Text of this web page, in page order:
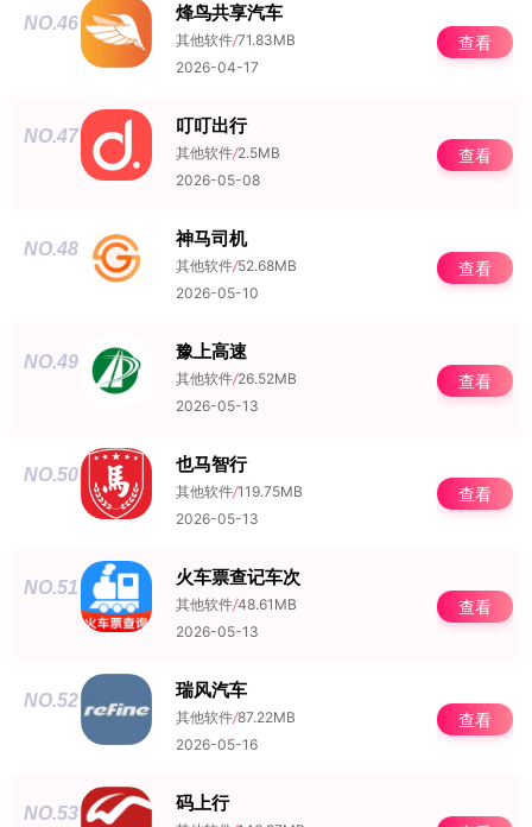
NO.46 烽鸟共享汽车
其他软件/71.83MB
2026-04-17
查看
NO.47 叮叮出行
其他软件/2.5MB
2026-05-08
查看
NO.48 神马司机
其他软件/52.68MB
2026-05-10
查看
NO.49 豫上高速
其他软件/26.52MB
2026-05-13
查看
NO.50 也马智行
其他软件/119.75MB
2026-05-13
查看
NO.51 火车票查记车次
其他软件/48.61MB
2026-05-13
查看
NO.52 瑞风汽车
其他软件/87.22MB
2026-05-16
查看
NO.53 码上行